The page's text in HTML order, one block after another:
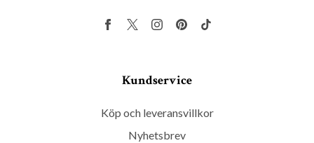
Kundservice
Köp och leveransvillkor
Nyhetsbrev